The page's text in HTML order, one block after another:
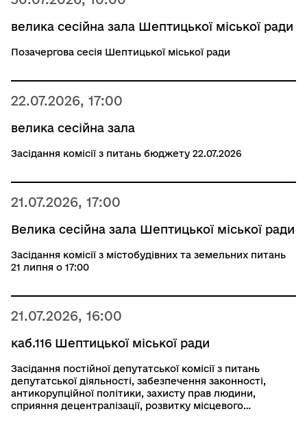
велика сесійна зала Шептицької міської ради
Позачергова сесія Шептицької міської ради
22.07.2026, 17:00
велика сесійна зала
Засідання комісії з питань бюджету 22.07.2026
21.07.2026, 17:00
Велика сесійна зала Шептицької міської ради
Засідання комісії з містобудівних та земельних питань
21 липня о 17:00
21.07.2026, 16:00
каб.116 Шептицької міської ради
Засідання постійної депутатської комісії з питань
депутатської діяльності, забезпечення законності,
антикорупційної політики, захисту прав людини,
сприяння децентралізації, розвитку місцевого